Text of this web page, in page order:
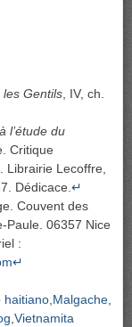
Gentils, IV, ch.
l’étude du
Critique
Librairie Lecoffre,
Dédicace.↵
Couvent des
Paule. 06357 Nice
:
↵
haitiano Malgache
Vietnamita